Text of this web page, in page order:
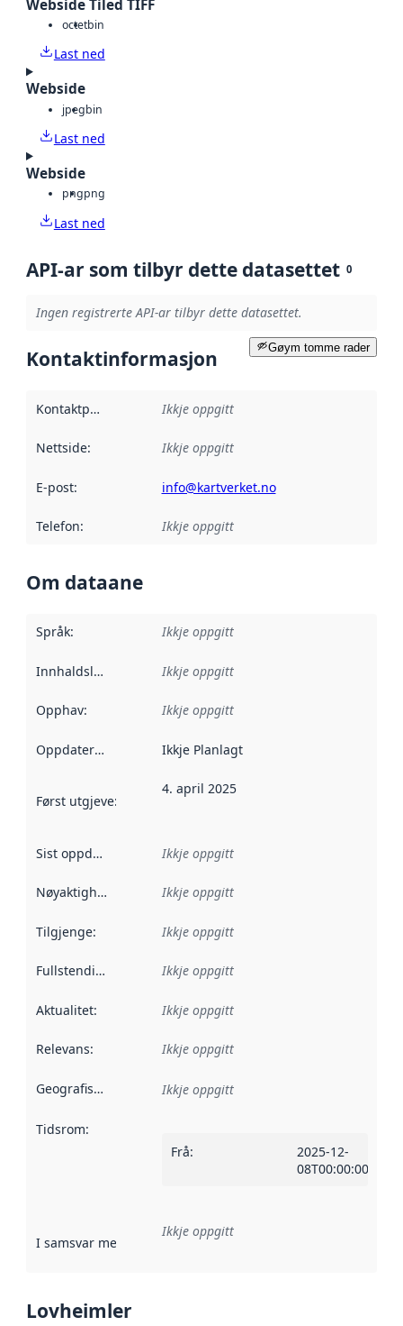
Webside Tiled TIFF
octetbin
Last ned
Webside
jpegbin
Last ned
Webside
pngpng
Last ned
API-ar som tilbyr dette datasettet 0
Ingen registrerte API-ar tilbyr dette datasettet.
Gøym tomme rader
Kontaktinformasjon
Kontaktpunkt Ikkje oppgitt
Nettside: Ikkje oppgitt
E-post: info@kartverket.no
Telefon: Ikkje oppgitt
Om dataane
Språk: Ikkje oppgitt
Innhaldsleverandørar :
Ikkje oppgitt
Opphav: Ikkje oppgitt
Oppdateringsfrekvens :
Ikkje Planlagt
Først utgjeve: Denne datoen seier når dataa i dette
4. april 2025
Sist oppdatert Ikkje oppgitt
Nøyaktigheit Ikkje oppgitt
Tilgjenge: Ikkje oppgitt
Fullstendigheit Ikkje oppgitt
Aktualitet: Ikkje oppgitt
Relevans: Ikkje oppgitt
Geografisk område Ikkje oppgitt
Tidsrom:
Frå:
2025-12-
08T00:00:00Z
I samsvar med Referanse til ei implementeringsregel eller
Ikkje oppgitt
Lovheimler